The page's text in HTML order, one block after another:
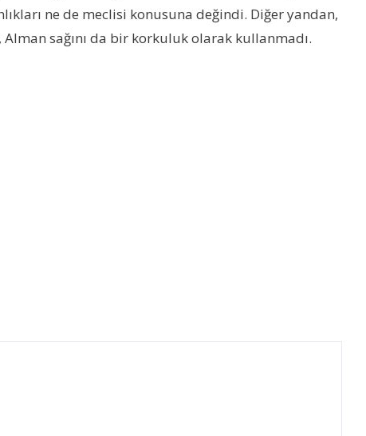
ne de meclisi konusuna değindi. Diğer yandan,
sağını da bir korkuluk olarak kullanmadı.